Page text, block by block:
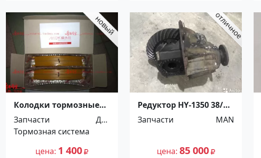
Колодки тормозные
передние FR TOYOTA
HIACE,REGIUSACE 04-
Краснодар
Запчасти
Для
автомоби
Тормозная система
цена 1 400
Редуктор HY-1350 38/14
2,71 MAN TGA
Ст.Холмская
Запчасти MAN
цена 85 000